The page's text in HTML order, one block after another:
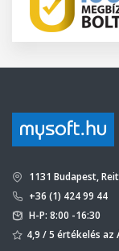
1131 Budapest,
+36 (1) 424 99 44
H-P: 8:00 -16:30
4,9 / 5 értékelés az